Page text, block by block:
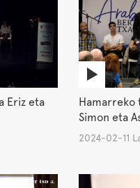
Eriz eta
Hamarreko
Simon eta
2024-02-11